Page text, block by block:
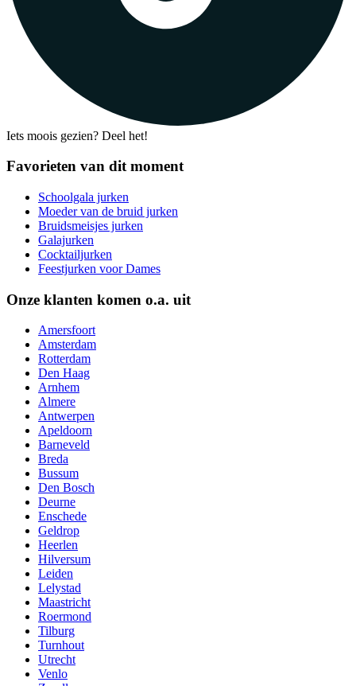
Iets moois gezien? Deel het!
Favorieten van dit moment
Schoolgala jurken
Moeder van de bruid jurken
Bruidsmeisjes jurken
Galajurken
Cocktailjurken
Feestjurken voor Dames
Onze klanten komen o.a. uit
Amersfoort
Amsterdam
Rotterdam
Den Haag
Arnhem
Almere
Antwerpen
Apeldoorn
Barneveld
Breda
Bussum
Den Bosch
Deurne
Enschede
Geldrop
Heerlen
Hilversum
Leiden
Lelystad
Maastricht
Roermond
Tilburg
Turnhout
Utrecht
Venlo